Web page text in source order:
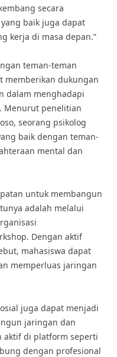
secara
baik juga dapat
kerja di masa depan.”
teman-teman
memberikan dukungan
dalam menghadapi
Menurut penelitian
seorang psikolog
baik dengan teman-
mental dan
untuk membangun
adalah melalui
Dengan aktif
mahasiswa dapat
memperluas jaringan
juga dapat menjadi
jaringan dan
aktif di platform seperti
dengan profesional